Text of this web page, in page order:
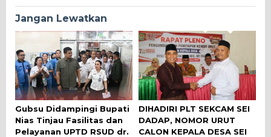
Jangan Lewatkan
Gubsu Didampingi Bupati
Nias Tinjau Fasilitas dan
Pelayanan UPTD RSUD dr.
DIHADIRI PLT SEKCAM SEI
DADAP, NOMOR URUT
CALON KEPALA DESA SEI